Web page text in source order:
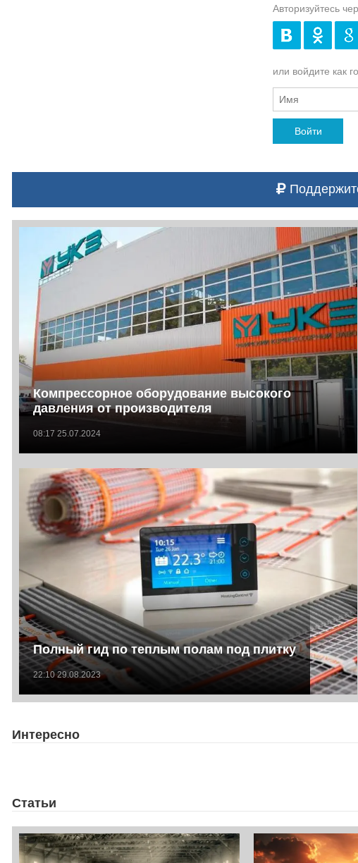
Авторизуйтесь
или войдите как
Войти
Компрессорное оборудование высокого
давления от производителя
08:17 25.07.2024
Полный гид по теплым полам под плитку
22:10 29.08.2023
Интересно
Статьи